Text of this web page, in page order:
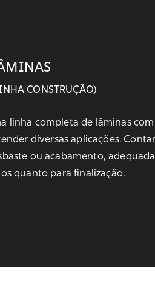
CONSTRUÇÃO)
linha completa de lâminas
diversas aplicações.
ou acabamento,
quanto para finalização.